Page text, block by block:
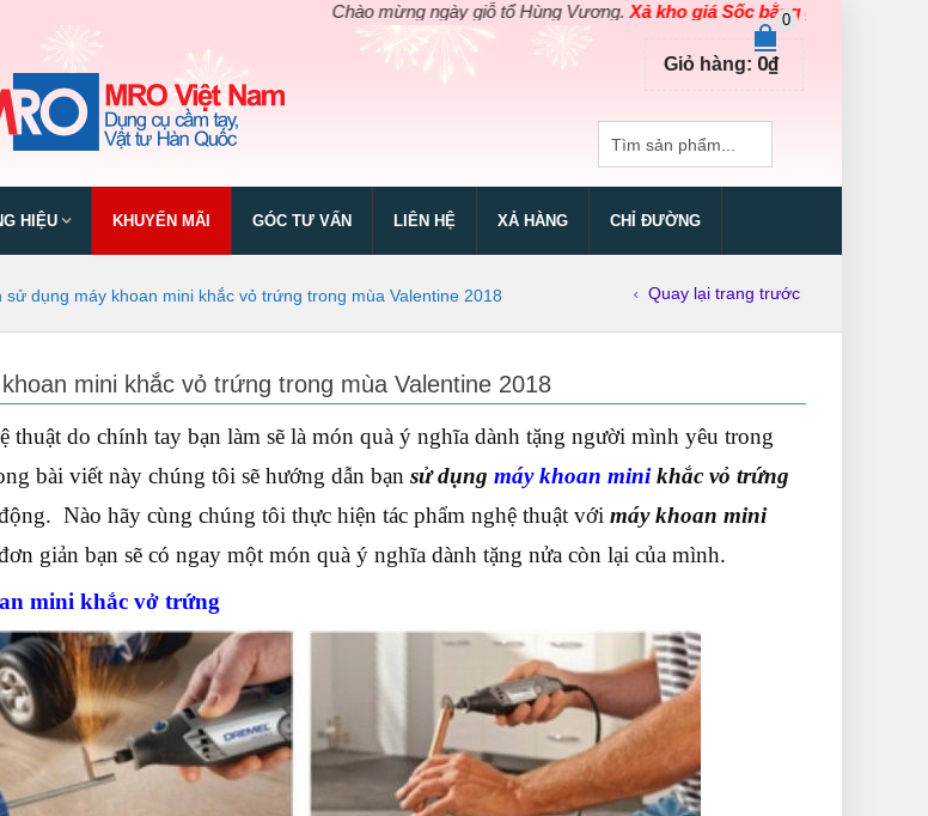
Chào mừng ngày giỗ tổ Hùng Vương.Xả kho giá Sốc bằng giá Gốccho các sản phẩm
0
Giỏ hàng: 0₫
HIỆU KHUYẾN MÃI GÓC TƯ VẤN LIÊN HỆ XẢ HÀNG CHỈ ĐƯỜNG
sử dụng máy khoan mini khắc vỏ trứng trong mùa Valentine 2018 Quay lại trang trước
mini khắc vỏ trứng trong mùa Valentine 2018
thuật do chính tay bạn làm sẽ là món quà ý nghĩa dành tặng người mình yêu trong
bài viết này chúng tôi sẽ hướng dẫn bạn sử dụng máy khoan minikhắc vỏ trứng
Nào hãy cùng chúng tôi thực hiện tác phẩm nghệ thuật với máy khoan mini
giản bạn sẽ có ngay một món quà ý nghĩa dành tặng nửa còn lại của mình.
mini khắc vở trứng